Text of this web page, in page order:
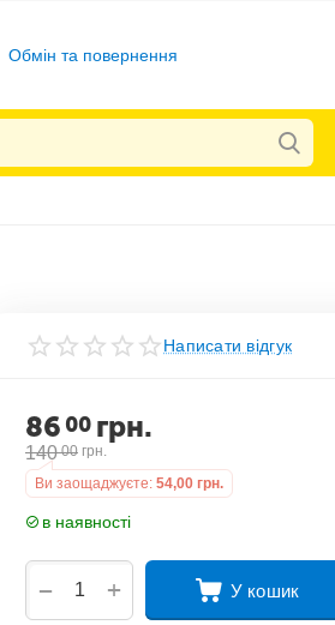
Обмін та повернення
Написати відгук
86 00 грн.
140 00 грн.
Ви заощаджуєте: 54,00 грн.
в наявності
+
− У кошик